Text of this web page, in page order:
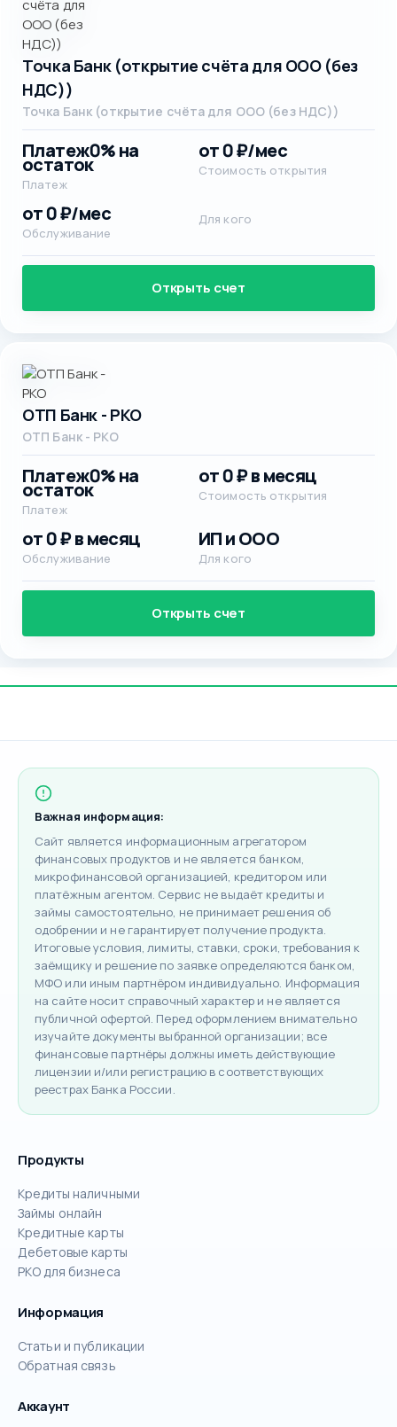
Точка Банк (открытие счёта для ООО (без
НДС))
Точка Банк (открытие счёта для ООО (без НДС))
Платеж0% на
остаток
Платеж
от 0 ₽/мес
Стоимость открытия
от 0 ₽/мес
Обслуживание
Для кого
Открыть счет
ОТП Банк - РКО
ОТП Банк - РКО
Платеж0% на
остаток
Платеж
от 0 ₽ в месяц
Стоимость открытия
от 0 ₽ в месяц
Обслуживание
ИП и ООО
Для кого
Открыть счет
Важная информация:
Сайт является информационным агрегатором
финансовых продуктов и не является банком,
микрофинансовой организацией, кредитором или
платёжным агентом. Сервис не выдаёт кредиты и
займы самостоятельно, не принимает решения об
одобрении и не гарантирует получение продукта.
Итоговые условия, лимиты, ставки, сроки, требования к
заёмщику и решение по заявке определяются банком,
МФО или иным партнёром индивидуально. Информация
на сайте носит справочный характер и не является
публичной офертой. Перед оформлением внимательно
изучайте документы выбранной организации; все
финансовые партнёры должны иметь действующие
лицензии и/или регистрацию в соответствующих
реестрах Банка России.
Продукты
Кредиты наличными
Займы онлайн
Кредитные карты
Дебетовые карты
РКО для бизнеса
Информация
Статьи и публикации
Обратная связь
Аккаунт